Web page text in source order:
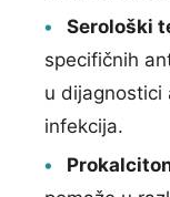
Serološki
specifičnih
u dijagnostici
infekcija.